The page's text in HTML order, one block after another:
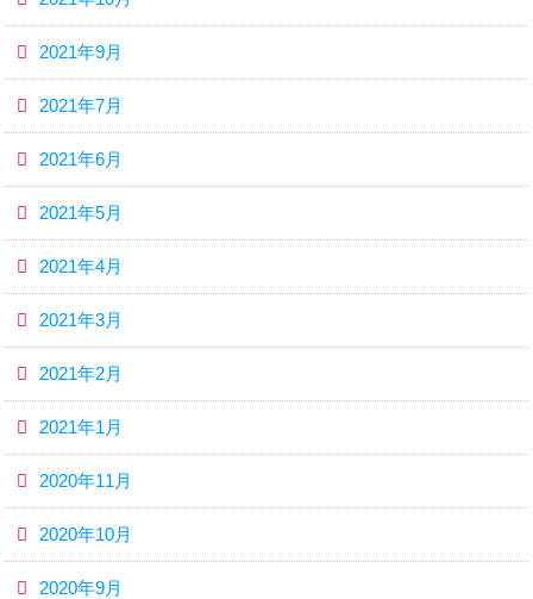
2021年9月
2021年7月
2021年6月
2021年5月
2021年4月
2021年3月
2021年2月
2021年1月
2020年11月
2020年10月
2020年9月